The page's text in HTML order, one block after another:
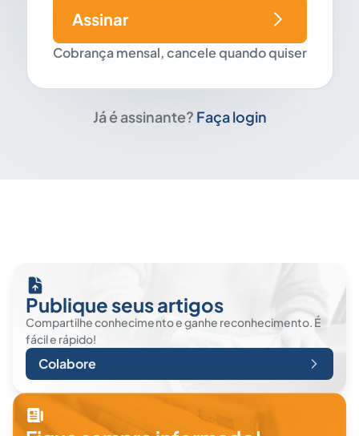
Cobrança mensal, cancele quando quiser
Assinar
Já é assinante? Faça login
Publique seus artigos
Compartilhe conhecimento e ganhe reconhecimento. É
fácil e rápido!
Colabore